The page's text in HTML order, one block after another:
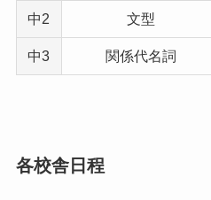
中2 文型
中3 関係代名詞
各校舎日程